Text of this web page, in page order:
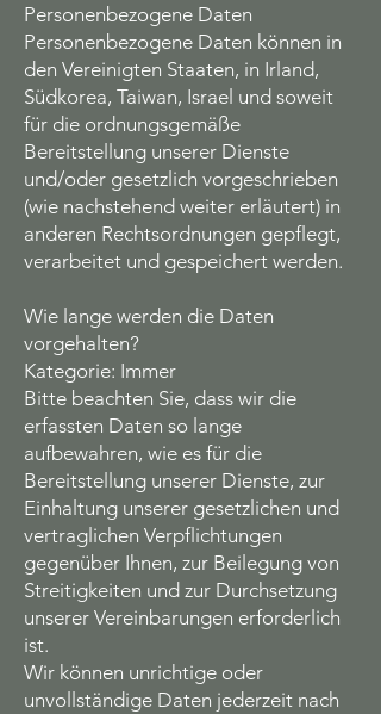
Personenbezogene Daten
Personenbezogene Daten können in
den Vereinigten Staaten, in Irland,
Südkorea, Taiwan, Israel und soweit
für die ordnungsgemäße
Bereitstellung unserer Dienste
und/oder gesetzlich vorgeschrieben
(wie nachstehend weiter erläutert) in
anderen Rechtsordnungen gepflegt,
verarbeitet und gespeichert werden.
Wie lange werden die Daten
vorgehalten?
Kategorie: Immer
Bitte beachten Sie, dass wir die
erfassten Daten so lange
aufbewahren, wie es für die
Bereitstellung unserer Dienste, zur
Einhaltung unserer gesetzlichen und
vertraglichen Verpflichtungen
gegenüber Ihnen, zur Beilegung von
Streitigkeiten und zur Durchsetzung
unserer Vereinbarungen erforderlich
ist.
Wir können unrichtige oder
unvollständige Daten jederzeit nach